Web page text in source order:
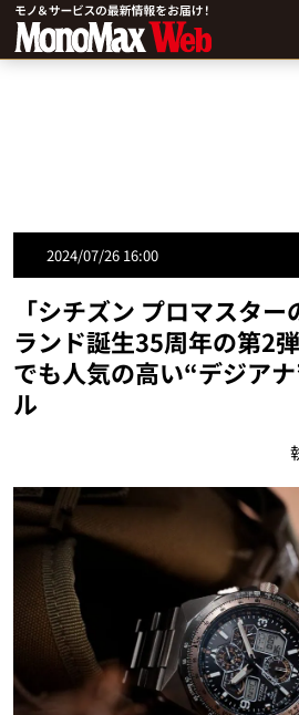
2024/07/26 16:00
「シチズン プロマスタ
ランド誕生35周年の第2
でも人気の高い“デジア
ル